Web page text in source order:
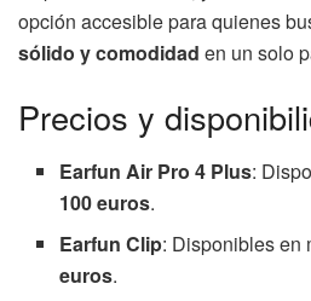
opción accesible para quienes
sólido y comodidad en un solo
Precios y
Earfun Air Pro 4 Plus:
100 euros.
Earfun Clip: Disponibles en
euros.